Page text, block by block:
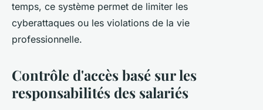
temps, ce système permet de limiter les
cyberattaques ou les violations de la vie
professionnelle.
Contrôle d'accès basé sur les
responsabilités des salariés